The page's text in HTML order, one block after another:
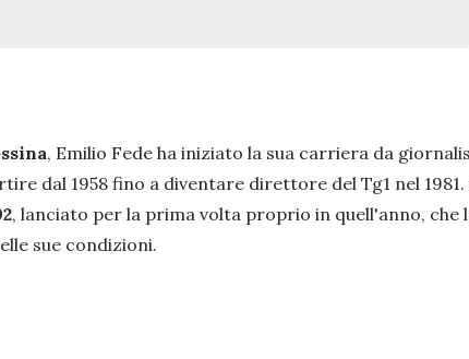
, Emilio Fede ha iniziato la sua carriera da
dal 1958 fino a diventare direttore del Tg1 nel
, lanciato per la prima volta proprio in quell'anno, che
sue condizioni.